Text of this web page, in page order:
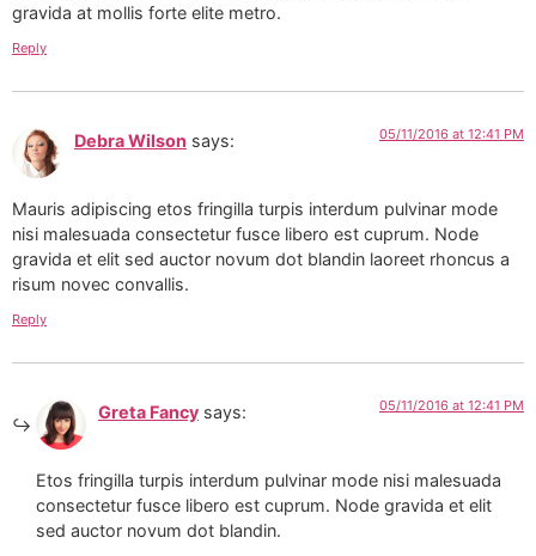
gravida at mollis forte elite metro.
Reply
Debra Wilson says: 05/11/2016 at 12:41 PM
Mauris adipiscing etos fringilla turpis interdum pulvinar mode
nisi malesuada consectetur fusce libero est cuprum. Node
gravida et elit sed auctor novum dot blandin laoreet rhoncus a
risum novec convallis.
Reply
Greta Fancy says: 05/11/2016 at 12:41 PM
Etos fringilla turpis interdum pulvinar mode nisi malesuada
consectetur fusce libero est cuprum. Node gravida et elit
sed auctor novum dot blandin.